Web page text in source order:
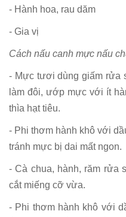
- Hành hoa, rau dăm
- Gia vị
Cách nấu canh mực nấu
- Mực tươi dùng giấm rửa
làm đôi, ướp mực với ít
thìa hạt tiêu.
- Phi thơm hành khô với
tránh mực bị dai mất ngon.
- Cà chua, hành, răm rửa
cắt miếng cỡ vừa.
- Phi thơm hành khô với